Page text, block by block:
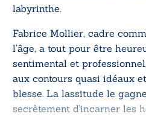
labyrinthe.
Fabrice Mollier, cadre
l’âge, a tout pour être
sentimental et
aux contours quasi idéaux
blesse. La lassitude le
secrètement d’incarner les